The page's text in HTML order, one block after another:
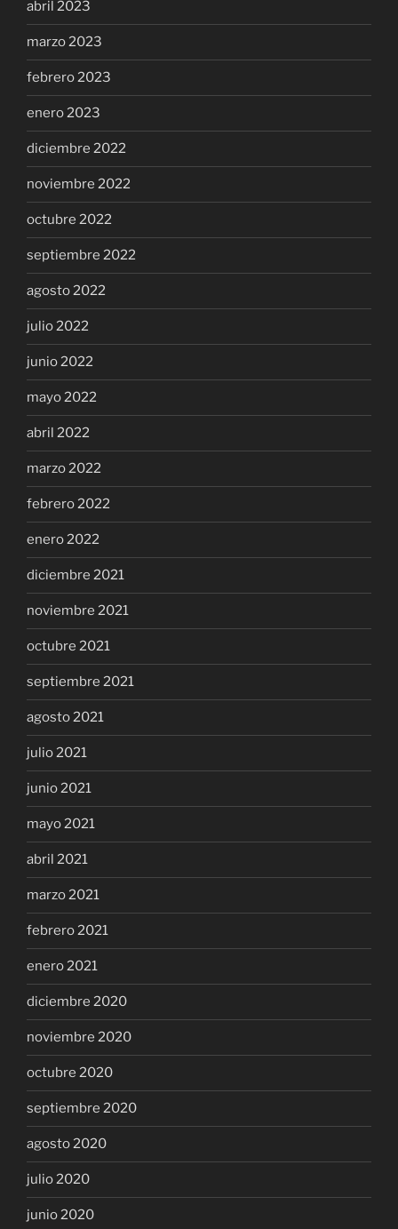
abril 2023
marzo 2023
febrero 2023
enero 2023
diciembre 2022
noviembre 2022
octubre 2022
septiembre 2022
agosto 2022
julio 2022
junio 2022
mayo 2022
abril 2022
marzo 2022
febrero 2022
enero 2022
diciembre 2021
noviembre 2021
octubre 2021
septiembre 2021
agosto 2021
julio 2021
junio 2021
mayo 2021
abril 2021
marzo 2021
febrero 2021
enero 2021
diciembre 2020
noviembre 2020
octubre 2020
septiembre 2020
agosto 2020
julio 2020
junio 2020